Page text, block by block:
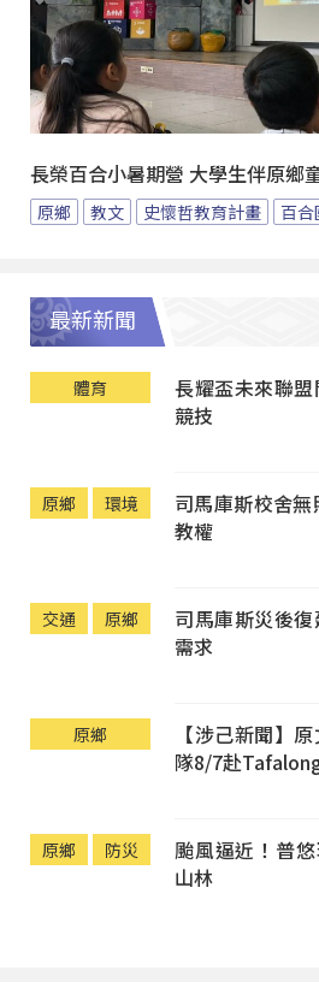
長榮百合小暑期營 大學生伴原鄉
原鄉 教文 史懷哲教育計畫 百
最新新聞
體育
長耀盃未來聯
競技
原鄉 環境
司馬庫斯校舍
教權
交通 原鄉
司馬庫斯災後
需求
原鄉
【涉己新聞】
隊8/7赴
原鄉 防災
颱風逼近！普
山林